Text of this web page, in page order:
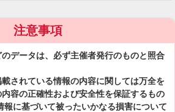
注意事項
データは、必ず主催者発行のものと照合
されている情報の内容に関しては万全を
容の正確性および安全性を保証するもの
報に基づいて被ったいかなる損害について